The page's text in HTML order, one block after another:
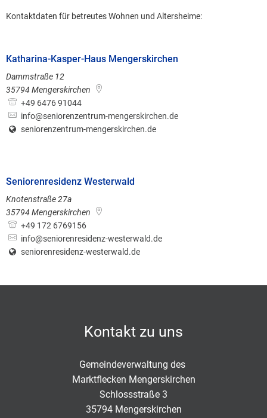
Kontaktdaten für betreutes Wohnen und Altersheime:
Katharina-Kasper-Haus Mengerskirchen
Dammstraße 12
35794 Mengerskirchen
+49 6476 91044
info@seniorenzentrum-mengerskirchen.de
seniorenzentrum-mengerskirchen.de
Seniorenresidenz Westerwald
Knotenstraße 27a
35794 Mengerskirchen
+49 172 6769156
info@seniorenresidenz-westerwald.de
seniorenresidenz-westerwald.de
Kontakt zu uns
Gemeindeverwaltung des
Marktflecken Mengerskirchen
Schlossstraße 3
35794 Mengerskirchen